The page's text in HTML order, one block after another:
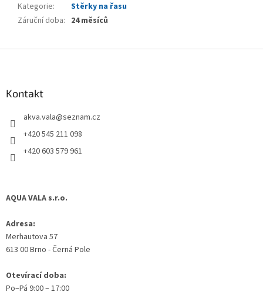
Kategorie:
Stěrky na řasu
Záruční doba: 24 měsíců
Kontakt
akva.vala@seznam.cz
+420 545 211 098
+420 603 579 961
AQUA VALA s.r.o.
Adresa:
Merhautova 57
613 00 Brno - Černá Pole
Otevírací doba:
Po–Pá 9:00 – 17:00